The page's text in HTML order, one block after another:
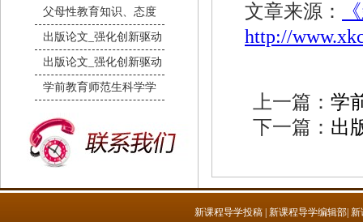
父母性教育知识、态度
出版论文_强化创新驱动
出版论文_强化创新驱动
学前教育师范生科学学
文章来源：
http://
上一篇： 学
下一篇： 出
新课程导学投稿 新课程导学编辑部 新